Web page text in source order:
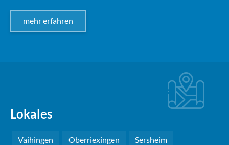
mehr erfahren
Lokales
Vaihingen Oberriexingen Sersheim